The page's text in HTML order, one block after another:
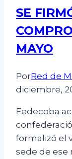
SE
MAYO
PorRed de
diciembre,
Fedecoba
formalizó el
sede de ese